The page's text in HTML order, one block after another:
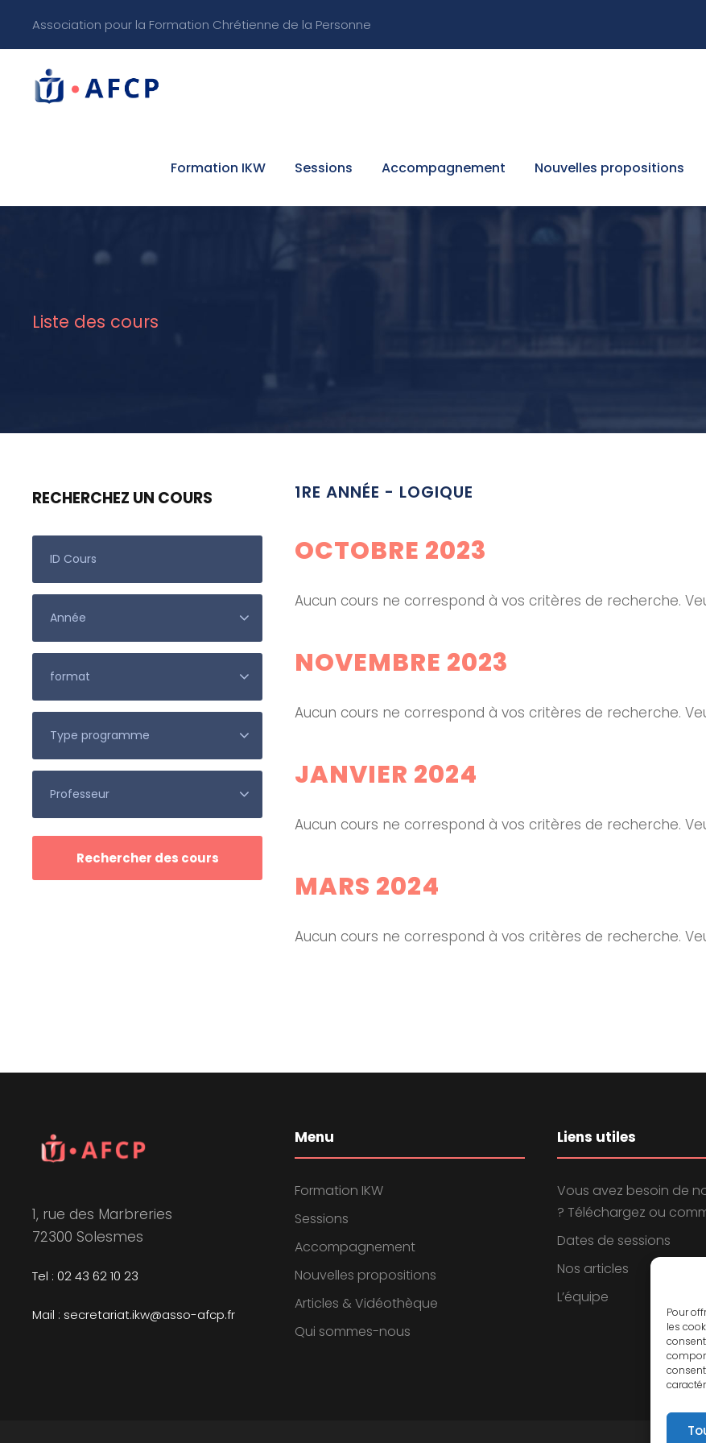
Pour
les
Association pour la Formation Chrétienne de la Personne
Formation IKW Sessions Accompagnement Nouvelles propositions
Liste des cours
RECHERCHEZ UN COURS 1RE ANNÉE - LOGIQUE
OCTOBRE 2023
Aucun cours ne correspond à vos critères de recherche.
NOVEMBRE 2023
Aucun cours ne correspond à vos critères de recherche.
JANVIER 2024
Aucun cours ne correspond à vos critères de recherche.
MARS 2024
Aucun cours ne correspond à vos critères de recherche.
1, rue des Marbreries
72300 Solesmes
Tel : 02 43 62 10 23
Mail : secretariat.ikw@asso-afcp.fr
Menu
Formation IKW
Sessions
Accompagnement
Nouvelles propositions
Articles & Vidéothèque
Qui sommes-nous
Liens utiles
Vous avez besoin de
? Téléchargez ou
Dates de sessions
Nos articles
L’équipe